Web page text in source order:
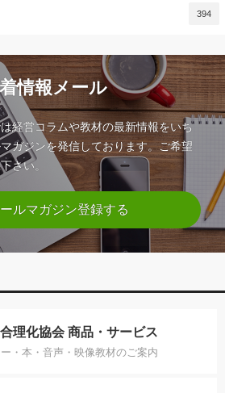
394
情報メール
経営コラムや教材の最新情報をいち
ガジンを発信しております。ご希望
さい。
ールマガジン登録する
理化協会 商品・サービス
・本・音声・映像教材のご案内